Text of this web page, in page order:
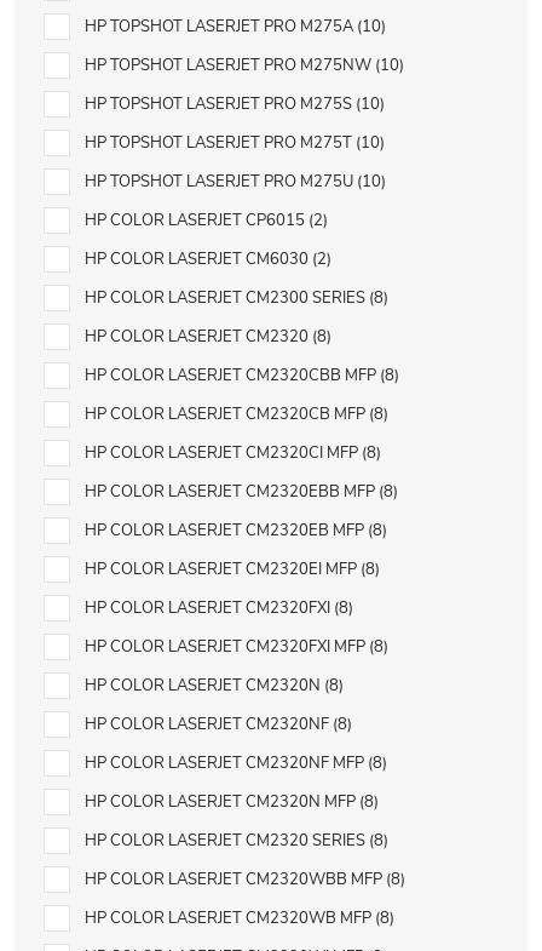
HP TOPSHOT LASERJET PRO M275A 10
HP TOPSHOT LASERJET PRO M275NW 10
HP TOPSHOT LASERJET PRO M275S 10
HP TOPSHOT LASERJET PRO M275T 10
HP TOPSHOT LASERJET PRO M275U 10
HP COLOR LASERJET CP6015 2
HP COLOR LASERJET CM6030 2
HP COLOR LASERJET CM2300 SERIES 8
HP COLOR LASERJET CM2320 8
HP COLOR LASERJET CM2320CBB MFP 8
HP COLOR LASERJET CM2320CB MFP 8
HP COLOR LASERJET CM2320CI MFP 8
HP COLOR LASERJET CM2320EBB MFP 8
HP COLOR LASERJET CM2320EB MFP 8
HP COLOR LASERJET CM2320EI MFP 8
HP COLOR LASERJET CM2320FXI 8
HP COLOR LASERJET CM2320FXI MFP 8
HP COLOR LASERJET CM2320N 8
HP COLOR LASERJET CM2320NF 8
HP COLOR LASERJET CM2320NF MFP 8
HP COLOR LASERJET CM2320N MFP 8
HP COLOR LASERJET CM2320 SERIES 8
HP COLOR LASERJET CM2320WBB MFP 8
HP COLOR LASERJET CM2320WB MFP 8